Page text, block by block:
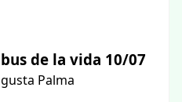
de la vida 10/07
Palma